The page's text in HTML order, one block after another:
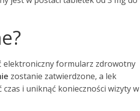
elektroniczny formularz zdrowotny
zostanie zatwierdzone, a lek
czas i uniknąć konieczności wizyty w